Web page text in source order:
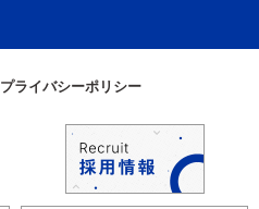
プライバシーポリシー